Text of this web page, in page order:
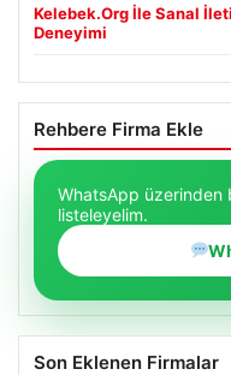
Kelebek.Org İle Sanal
Deneyimi
Rehbere Firma Ekle
WhatsApp üzerinden
listeleyelim.
Son Eklenen Firmalar